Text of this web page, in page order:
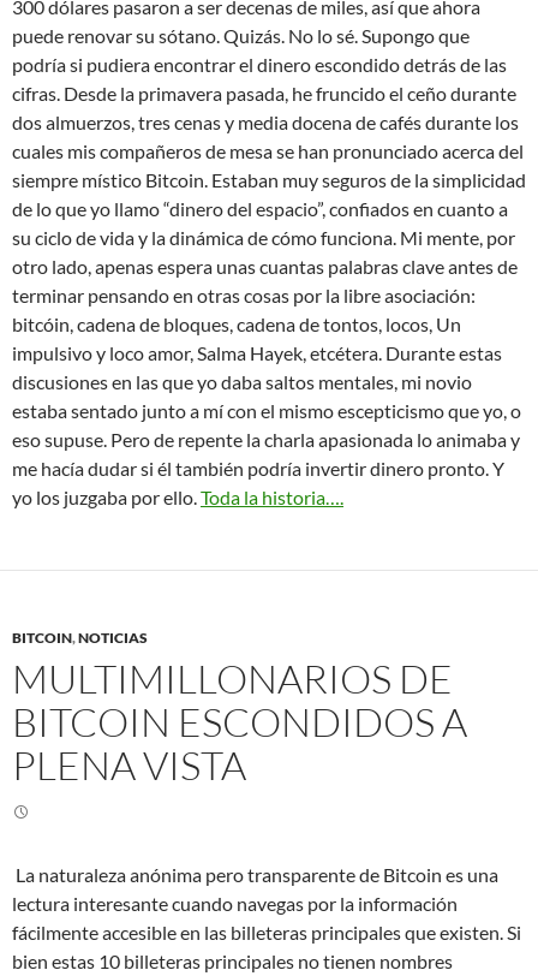
300 dólares pasaron a ser decenas de miles, así que ahora
puede renovar su sótano. Quizás. No lo sé. Supongo que
podría si pudiera encontrar el dinero escondido detrás de las
cifras. Desde la primavera pasada, he fruncido el ceño durante
dos almuerzos, tres cenas y media docena de cafés durante los
cuales mis compañeros de mesa se han pronunciado acerca del
siempre místico Bitcoin. Estaban muy seguros de la simplicidad
de lo que yo llamo “dinero del espacio”, confiados en cuanto a
su ciclo de vida y la dinámica de cómo funciona. Mi mente, por
otro lado, apenas espera unas cuantas palabras clave antes de
terminar pensando en otras cosas por la libre asociación:
bitcóin, cadena de bloques, cadena de tontos, locos, Un
impulsivo y loco amor, Salma Hayek, etcétera. Durante estas
discusiones en las que yo daba saltos mentales, mi novio
estaba sentado junto a mí con el mismo escepticismo que yo, o
eso supuse. Pero de repente la charla apasionada lo animaba y
me hacía dudar si él también podría invertir dinero pronto. Y
yo los juzgaba por ello. Toda la historia….
BITCOIN,NOTICIAS
MULTIMILLONARIOS DE
BITCOIN ESCONDIDOS A
PLENA VISTA
La naturaleza anónima pero transparente de Bitcoin es una
lectura interesante cuando navegas por la información
fácilmente accesible en las billeteras principales que existen. Si
bien estas 10 billeteras principales no tienen nombres